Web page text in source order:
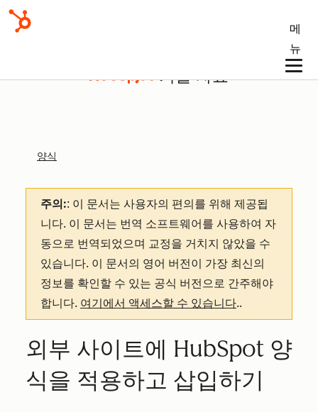
메
뉴
기술 자료
양식
주의:: 이 문서는 사용자의 편의를 위해 제공됩
니다. 이 문서는 번역 소프트웨어를 사용하여 자
동으로 번역되었으며 교정을 거치지 않았을 수
있습니다. 이 문서의 영어 버전이 가장 최신의
정보를 확인할 수 있는 공식 버전으로 간주해야
합니다. 여기에서 액세스할 수 있습니다..
외부 사이트에 HubSpot 양
식을 적용하고 삽입하기